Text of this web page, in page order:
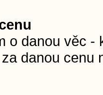
o danou věc
danou